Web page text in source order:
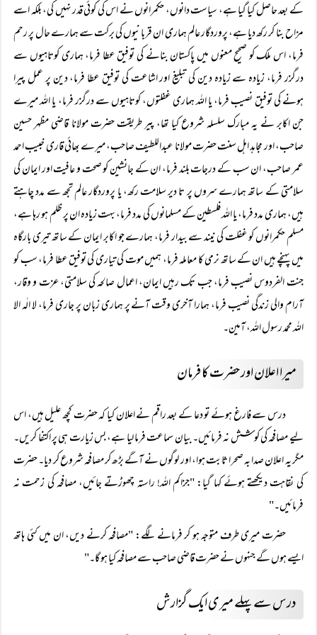
کے بعد حاصل کیا گیا ہے، سیاست دانوں، حکمرانوں نے اس کی کوئی قدر نہیں کی، بلکہ اسے
مزاح بنا کر رکھ دیا ہے، پروردگار عالم ہماری ان قربانیوں کی برکت سے ہمارے حال پر رحم
فرما، اس ملک کو صحیح معنوں میں پاکستان بنانے کی توفیق عطا فرما، ہماری کوتاہیوں سے
درگزر فرما، زیادہ سے زیادہ دین کی تبلیغ اور اشاعت کی توفیق عطا فرما، دین پر عمل پیرا
ہونے کی توفیق نصیب فرما، یا اللہ ہماری غفلتوں، کوتاہیوں سے درگزر فرما، یا اللہ میرے
جن اکابر نے یہ مبارک سلسلہ شروع کیا تھا، پیر طریقت حضرت مولانا قاضی مظہر حسین
صاحب، اور مجاہد اہل سنت حضرت مولانا عبداللطیف صاحب، میرے بھائی قاری خبیب احمد
عمر صاحب، ان سب کے درجات بلند فرما، ان کے جانشین کو صحت و عافیت اور ایمان کی
سلامتی کے ساتھ ہمارے سروں پر تا دیر سلامت رکھ، یا پروردگار عالم تجھ سے مدد چاہتے
ہیں، ہماری مدد فرما، یا اللہ فلسطین کے مسلمانوں کی مدد فرما، بہت زیادہ ان پر ظلم ہو رہا ہے،
مسلم حکمرانوں کو غفلت کی نیند سے بیدار فرما، ہمارے جو اکابر ایمان کے ساتھ تیری بارگاہ
میں پہنچے ہیں ان کے ساتھ نرمی کا معاملہ فرما، ہمیں موت کی تیاری کی توفیق عطا فرما، سب کو
جنت الفردوس نصیب فرما، جب تک رہیں ایمان، اعمال صالحہ کی سلامتی، عزت و وقار،
آرام والی زندگی نصیب فرما، ہمارا آخری وقت آنے پر ہماری زبان پر جاری فرما، لا الٰہ الا
اللہ محمد رسول اللہ، آمین۔
میرا اعلان اور حضرت کا فرمان
درس سے فارغ ہوئے تو دعا کے بعد راقم نے اعلان کیا کہ حضرت کچھ علیل ہیں، اس
لیے مصافحہ کی کوشش نہ فرمائیں۔ بیان سماعت فرما لیا ہے، بس زیارت ہی پر اکتفا کریں۔
مگر یہ اعلان صدا بہ صحرا ثابت ہوا، اور لوگوں نے آگے بڑھ کر مصافحہ شروع کر دیا۔ حضرت
کی نقاہت دیکھتے ہوئے کہا گیا: "جزاکم اللہ! راستہ چھوڑتے جائیں، مصافحہ کی زحمت نہ
فرمائیں۔"
حضرت میری طرف متوجہ ہو کر فرمانے لگے: "مصافحہ کرنے دیں، ان میں کئی ہاتھ
ایسے ہوں گے جنہوں نے حضرت قاضی صاحب سے مصافحہ کیا ہو گا۔"
درس سے پہلے میری ایک گزارش